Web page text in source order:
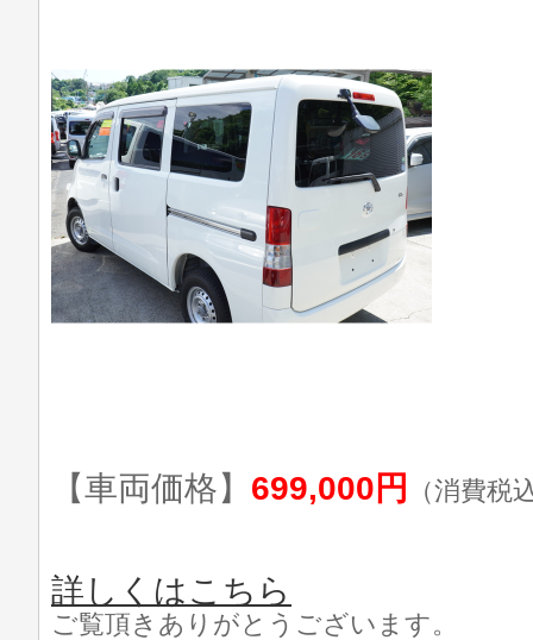
【車両価格】 699,000円 （消費税
詳しくはこちら
ご覧頂きありがとうございます。